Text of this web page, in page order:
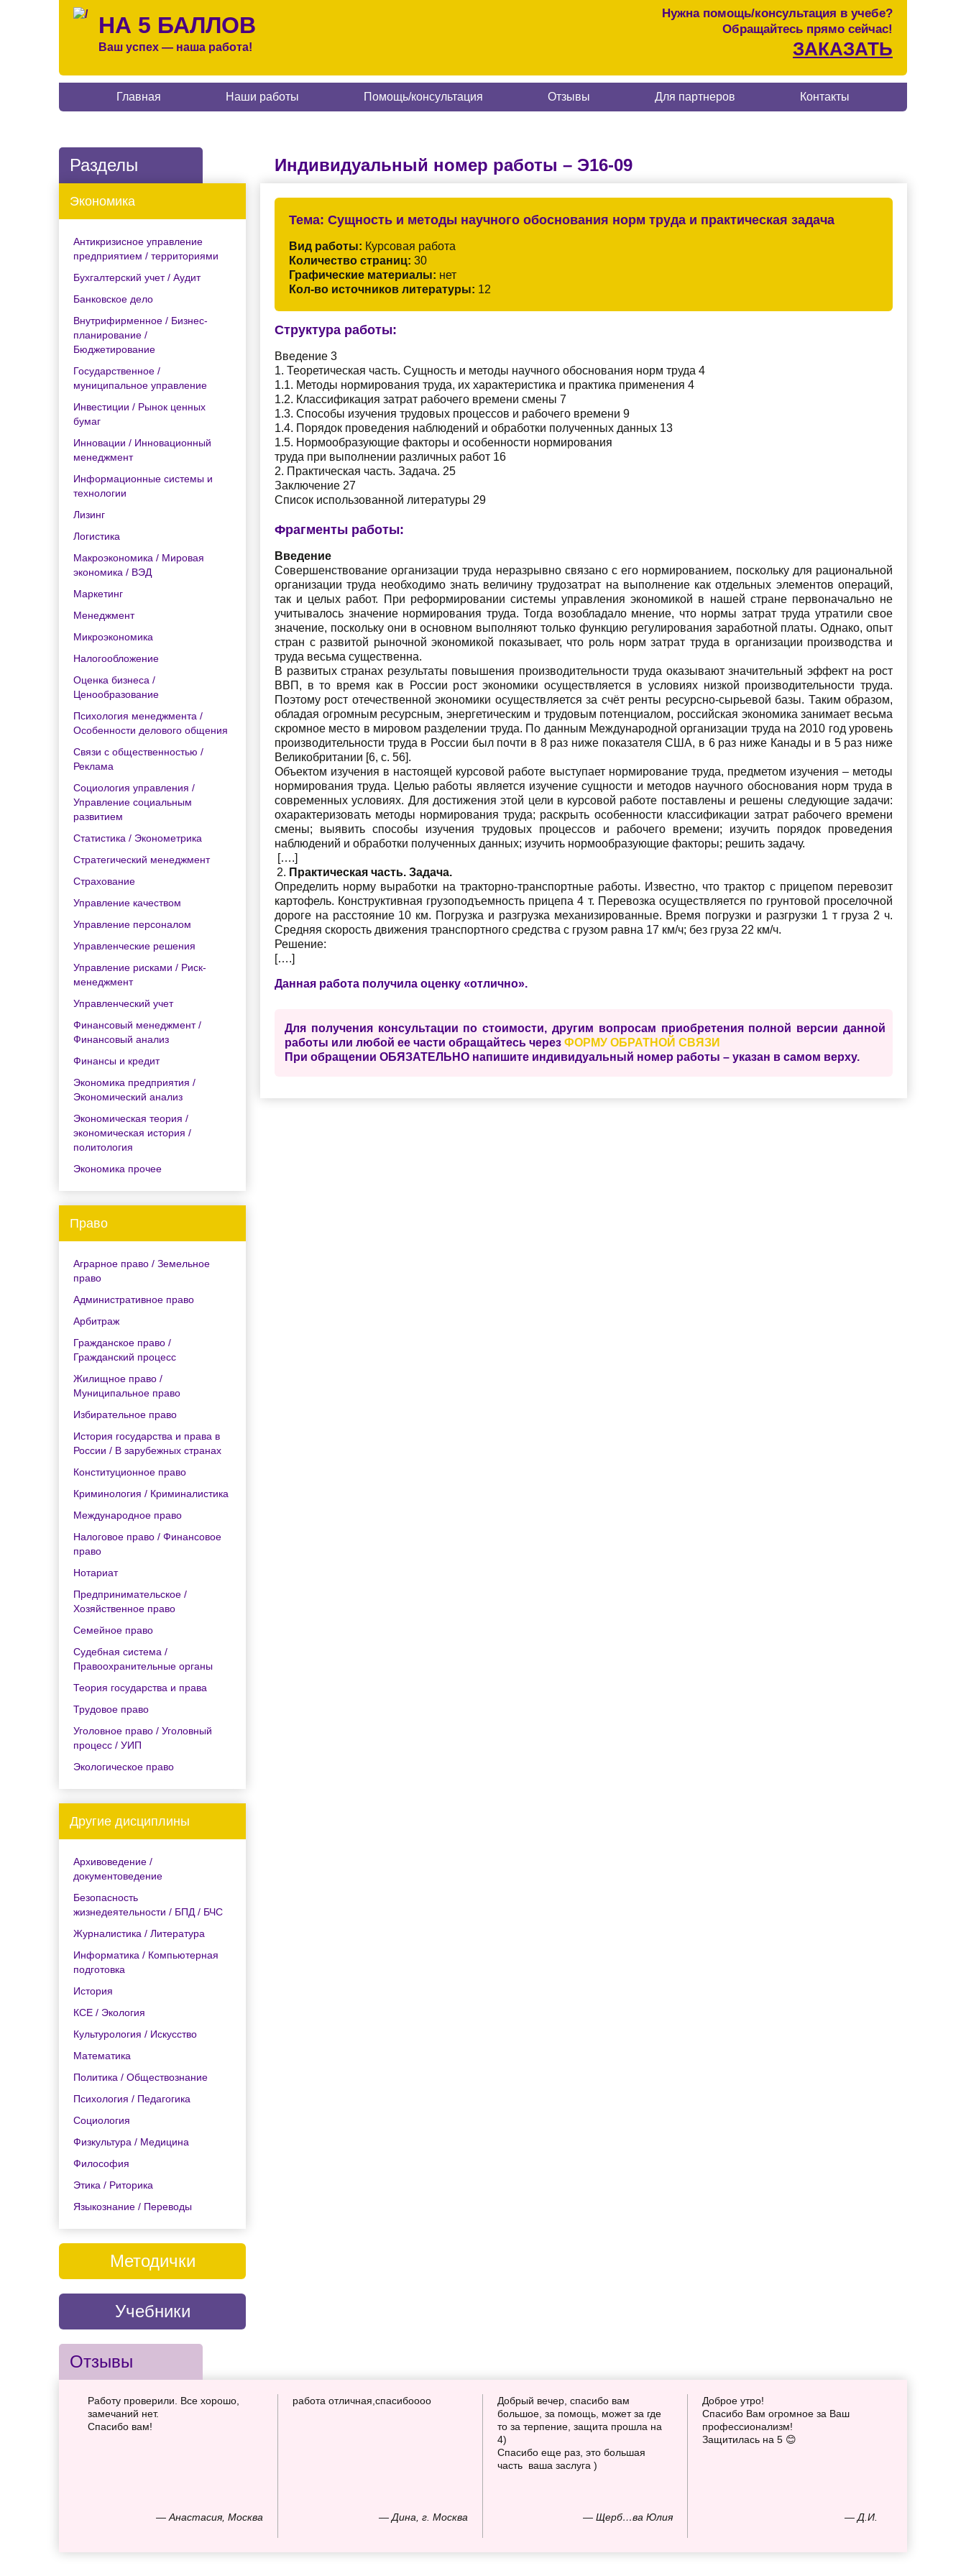
НА 5 БАЛЛОВ
Ваш успех — наша работа!
Нужна помощь/консультация в учебе?
Обращайтесь прямо сейчас!
ЗАКАЗАТЬ
Главная Наши работы Помощь/консультация Отзывы Для партнеров Контакты
Разделы
Экономика
Антикризисное управление
предприятием / территориями
Бухгалтерский учет / Аудит
Банковское дело
Внутрифирменное / Бизнес-
планирование /
Бюджетирование
Государственное /
муниципальное управление
Инвестиции / Рынок ценных
бумаг
Инновации / Инновационный
менеджмент
Информационные системы и
технологии
Лизинг
Логистика
Макроэкономика / Мировая
экономика / ВЭД
Маркетинг
Менеджмент
Микроэкономика
Налогообложение
Оценка бизнеса /
Ценообразование
Психология менеджмента /
Особенности делового общения
Связи с общественностью /
Реклама
Социология управления /
Управление социальным
развитием
Статистика / Эконометрика
Стратегический менеджмент
Страхование
Управление качеством
Управление персоналом
Управленческие решения
Управление рисками / Риск-
менеджмент
Управленческий учет
Финансовый менеджмент /
Финансовый анализ
Финансы и кредит
Экономика предприятия /
Экономический анализ
Экономическая теория /
экономическая история /
политология
Экономика прочее
Право
Аграрное право / Земельное
право
Административное право
Арбитраж
Гражданское право /
Гражданский процесс
Жилищное право /
Муниципальное право
Избирательное право
История государства и права в
России / В зарубежных странах
Конституционное право
Криминология / Криминалистика
Международное право
Налоговое право / Финансовое
право
Нотариат
Предпринимательское /
Хозяйственное право
Семейное право
Судебная система /
Правоохранительные органы
Теория государства и права
Трудовое право
Уголовное право / Уголовный
процесс / УИП
Экологическое право
Другие дисциплины
Архивоведение /
документоведение
Безопасность
жизнедеятельности / БПД / БЧС
Журналистика / Литература
Информатика / Компьютерная
подготовка
История
КСЕ / Экология
Культурология / Искусство
Математика
Политика / Обществознание
Психология / Педагогика
Социология
Физкультура / Медицина
Философия
Этика / Риторика
Языкознание / Переводы
Методички
Учебники
Индивидуальный номер работы – Э16-09
Тема: Сущность и методы научного обоснования норм труда и практическая задача
Вид работы: Курсовая работа
Количество страниц: 30
Графические материалы: нет
Кол-во источников литературы: 12
Структура работы:
Введение 3
1. Теоретическая часть. Сущность и методы научного обоснования норм труда 4
1.1. Методы нормирования труда, их характеристика и практика применения 4
1.2. Классификация затрат рабочего времени смены 7
1.3. Способы изучения трудовых процессов и рабочего времени 9
1.4. Порядок проведения наблюдений и обработки полученных данных 13
1.5. Нормообразующие факторы и особенности нормирования
труда при выполнении различных работ 16
2. Практическая часть. Задача. 25
Заключение 27
Список использованной литературы 29
Фрагменты работы:
Введение
Совершенствование организации труда неразрывно связано с его нормированием, поскольку для рациональной
организации труда необходимо знать величину трудозатрат на выполнение как отдельных элементов операций,
так и целых работ. При реформировании системы управления экономикой в нашей стране первоначально не
учитывалось значение нормирования труда. Тогда возобладало мнение, что нормы затрат труда утратили свое
значение, поскольку они в основном выполняют только функцию регулирования заработной платы. Однако, опыт
стран с развитой рыночной экономикой показывает, что роль норм затрат труда в организации производства и
труда весьма существенна.
В развитых странах результаты повышения производительности труда оказывают значительный эффект на рост
ВВП, в то время как в России рост экономики осуществляется в условиях низкой производительности труда.
Поэтому рост отечественной экономики осуществляется за счёт ренты ресурсно-сырьевой базы. Таким образом,
обладая огромным ресурсным, энергетическим и трудовым потенциалом, российская экономика занимает весьма
скромное место в мировом разделении труда. По данным Международной организации труда на 2010 год уровень
производительности труда в России был почти в 8 раз ниже показателя США, в 6 раз ниже Канады и в 5 раз ниже
Великобритании [6, с. 56].
Объектом изучения в настоящей курсовой работе выступает нормирование труда, предметом изучения – методы
нормирования труда. Целью работы является изучение сущности и методов научного обоснования норм труда в
современных условиях. Для достижения этой цели в курсовой работе поставлены и решены следующие задачи:
охарактеризовать методы нормирования труда; раскрыть особенности классификации затрат рабочего времени
смены; выявить способы изучения трудовых процессов и рабочего времени; изучить порядок проведения
наблюдений и обработки полученных данных; изучить нормообразующие факторы; решить задачу.
[….]
Практическая часть. Задача.
Определить норму выработки на тракторно-транспортные работы. Известно, что трактор с прицепом перевозит
картофель. Конструктивная грузоподъемность прицепа 4 т. Перевозка осуществляется по грунтовой проселочной
дороге на расстояние 10 км. Погрузка и разгрузка механизированные. Время погрузки и разгрузки 1 т груза 2 ч.
Средняя скорость движения транспортного средства с грузом равна 17 км/ч; без груза 22 км/ч.
Решение:
[….]
Данная работа получила оценку «отлично».
Для получения консультации по стоимости, другим вопросам приобретения полной версии данной
работы или любой ее части обращайтесь через ФОРМУ ОБРАТНОЙ СВЯЗИ
При обращении ОБЯЗАТЕЛЬНО напишите индивидуальный номер работы – указан в самом верху.
Отзывы
— Анастасия, Москва
Работу проверили. Все хорошо,
замечаний нет.
Спасибо вам!
— Дина, г. Москва
работа отличная,спасибоооо
— Щерб…ва Юлия
Добрый вечер, спасибо вам
большое, за помощь, может за где
то за терпение, защита прошла на
4)
Спасибо еще раз, это большая
часть ваша заслуга )
— Д.И.
Доброе утро!
Спасибо Вам огромное за Ваш
профессионализм!
Защитилась на 5 😊